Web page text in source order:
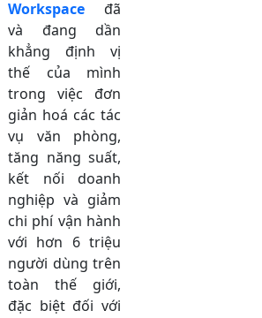
Workspace đã
và đang dần
khẳng định vị
thế của mình
trong việc đơn
giản hoá các tác
vụ văn phòng,
tăng năng suất,
kết nối doanh
nghiệp và giảm
chi phí vận hành
với hơn 6 triệu
người dùng trên
toàn thế giới,
đặc biệt đối với